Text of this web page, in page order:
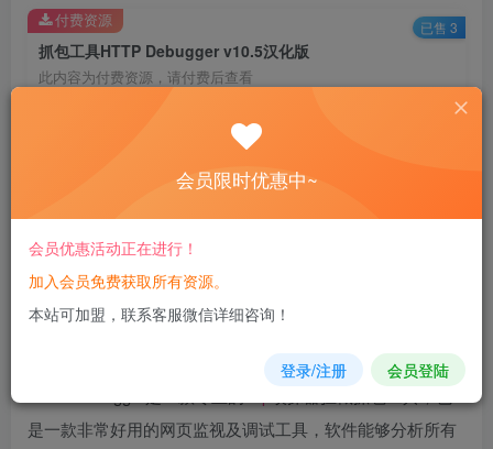
抓包工具HTTP Debugger v10.5汉化版
此内容为付费资源，请付费后查看
6.6
您当前未登录！建议登陆后购买，可保存购买订单
付费资源 已售 3
是一款非常好用的网页监视及调试工具，软件能够分析所有
会员限时优惠中~
会员优惠活动正在进行！
加入会员免费获取所有资源。
本站可加盟，联系客服微信详细咨询！
登录/注册 会员登陆